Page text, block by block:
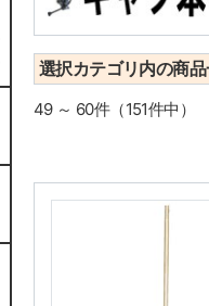
選択カテゴリ内の商
49 ～ 60件（151件中）